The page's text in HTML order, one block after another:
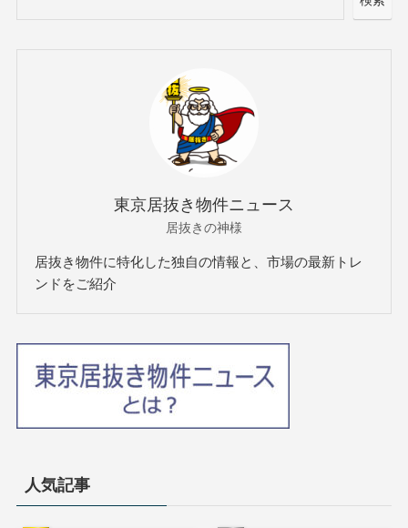
東京居抜き物件ニュース
居抜きの神様
居抜き物件に特化した独自の情報と、市場の最新トレ
ンドをご紹介
人気記事